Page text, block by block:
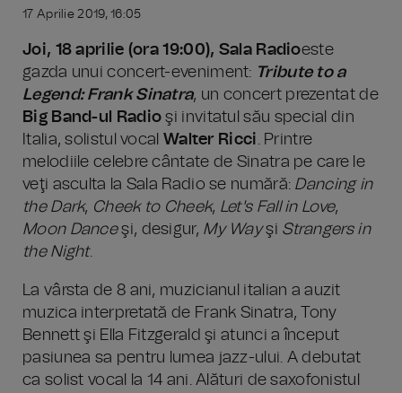
17 Aprilie 2019, 16:05
Joi, 18 aprilie (ora 19:00), Sala Radioeste
gazda unui concert-eveniment: Tribute to a
Legend: Frank Sinatra, un concert prezentat de
Big Band-ul Radio şi invitatul său special din
Italia, solistul vocal Walter Ricci. Printre
melodiile celebre cântate de Sinatra pe care le
veţi asculta la Sala Radio se numără: Dancing in
the Dark, Cheek to Cheek, Let's Fall in Love,
Moon Danceşi, desigur, My Wayşi Strangers in
the Night.
La vârsta de 8 ani, muzicianul italian a auzit
muzica interpretată de Frank Sinatra, Tony
Bennett şi Ella Fitzgerald şi atunci a început
pasiunea sa pentru lumea jazz-ului. A debutat
ca solist vocal la 14 ani. Alături de saxofonistul